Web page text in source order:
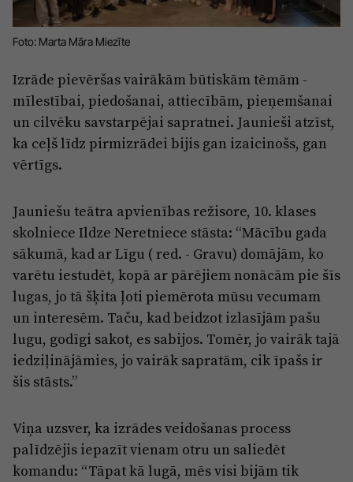
Salaspils
Saulkrasti
Sigulda
Jūrmala
Kontakti
Reklāma
Par laikrakstu
Ētikas kodekss
Lietošanas noteikumi
Pārredzamības paziņojumi
Sludinājumi
Foto: Marta Māra Miezīte
Izrāde pievēršas vairākām būtiskām tēmām -
mīlestībai, piedošanai, attiecībām, pieņemšanai
un cilvēku savstarpējai sapratnei. Jaunieši atzīst,
ka ceļš līdz pirmizrādei bijis gan izaicinošs, gan
vērtīgs.
Jauniešu teātra apvienības režisore, 10. klases
skolniece Ildze Neretniece stāsta: “Mācību gada
sākumā, kad ar Līgu ( red. - Gravu) domājām, ko
varētu iestudēt, kopā ar pārējiem nonācām pie šīs
lugas, jo tā šķita ļoti piemērota mūsu vecumam
un interesēm. Taču, kad beidzot izlasījām pašu
lugu, godīgi sakot, es sabijos. Tomēr, jo vairāk tajā
iedziļinājāmies, jo vairāk sapratām, cik īpašs ir
šis stāsts.”
Viņa uzsver, ka izrādes veidošanas process
palīdzējis iepazīt vienam otru un saliedēt
komandu: “Tāpat kā lugā, mēs visi bijām tik